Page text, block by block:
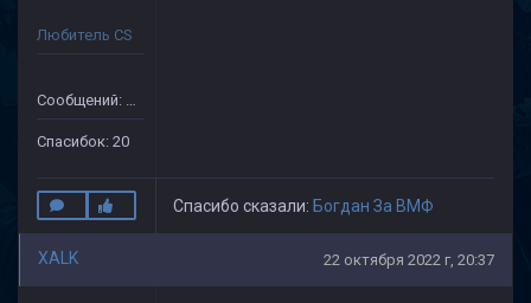
Любитель CS
Сообщений: 149
Спасибок: 20
Спасибо сказали: Богдан За ВМФ
XALK 22 октября 2022 г, 20:37